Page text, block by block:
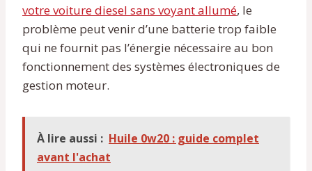
votre voiture diesel sans voyant allumé, le
problème peut venir d’une batterie trop faible
qui ne fournit pas l’énergie nécessaire au bon
fonctionnement des systèmes électroniques de
gestion moteur.
À lire aussi : Huile 0w20 : guide complet
avant l'achat